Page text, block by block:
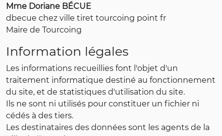
Mme Doriane BÉCUE
dbecue chez ville tiret tourcoing point fr
Maire de Tourcoing
Information légales
Les informations recueillies font l'objet d'un
traitement informatique destiné au fonctionnement
du site, et de statistiques d'utilisation du site.
Ils ne sont ni utilisés pour constituer un fichier ni
cédés à des tiers.
Les destinataires des données sont les agents de la